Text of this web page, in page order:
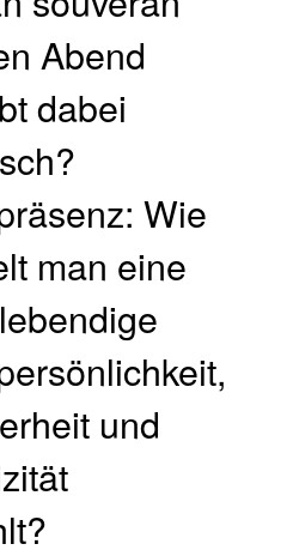
Abend
dabei
Wie
man eine
und